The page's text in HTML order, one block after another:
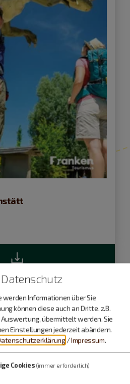
Angebote
werden Informationen über Sie
können diese auch an Dritte, z.B.
übermittelt werden. Sie
Einstellungen jederzeit abändern.
/Impressum.
Cookies (immer erforderlich)